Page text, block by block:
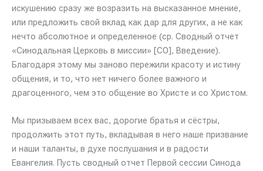
искушению сразу же возразить на высказанное мнение,
или предложить свой вклад как дар для других, а не как
нечто абсолютное и определенное (ср. Сводный отчет
«Синодальная Церковь в миссии» [СО], Введение).
Благодаря этому мы заново пережили красоту и истину
общения, и то, что нет ничего более важного и
драгоценного, чем это общение во Христе и со Христом.
Мы призываем всех вас, дорогие братья и сёстры,
продолжить этот путь, вкладывая в него наше призвание
и наши таланты, в духе послушания и в радости
Евангелия. Пусть сводный отчет Первой сессии Синода